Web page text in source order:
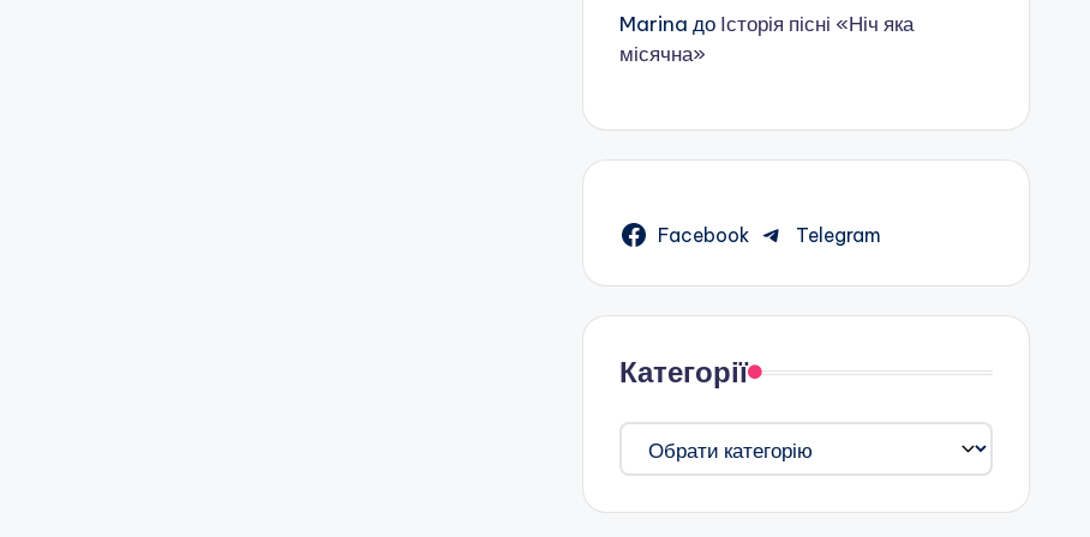
Marina до Історія пісні «Ніч яка
місячна»
Facebook Telegram
Категорії
Категорії